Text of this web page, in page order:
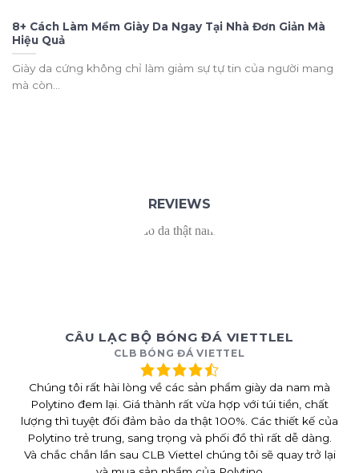
8+ Cách Làm Mềm Giày Da Ngay Tại Nhà Đơn Giản Mà
Hiệu Quả
Giày da cứng không chỉ làm giảm sự tự tin của người mang
mà còn...
REVIEWS
CÂU LẠC BỘ BÓNG ĐÁ VIETTLEL
CLB BÓNG ĐÁ VIETTEL
Chúng tôi rất hài lòng về các sản phẩm giày da nam mà
Polytino đem lại. Giá thành rất vừa hợp với túi tiền, chất
lượng thì tuyệt đối đảm bảo da thật 100%. Các thiết kế của
Polytino trẻ trung, sang trọng và phối đồ thì rất dễ dàng.
Và chắc chắn lần sau CLB Viettel chúng tôi sẽ quay trở lại